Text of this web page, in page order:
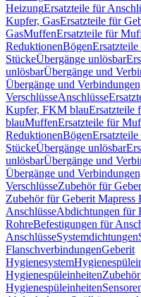
HeizungErsatzteile für
Kupfer, GasErsatzteile für
GasMuffenErsatzteile für
ReduktionenBögen
StückeÜbergänge unlösbar
unlösbarÜbergänge und
Übergänge und
VerschlüsseAnschlüsse
Kupfer, FKM blauErsatzteile
blauMuffenErsatzteile für
ReduktionenBögen
StückeÜbergänge unlösbar
unlösbarÜbergänge und
Übergänge und
VerschlüsseZubehör für
Zubehör für Geberit Mapress
AnschlüsseAbdichtungen für
RohreBefestigungen für
AnschlüsseSystemdichtungen
FlanschverbindungenGeberit
Hygienesystem
Hygienespüleinheiten
Hygienespüleinheiten